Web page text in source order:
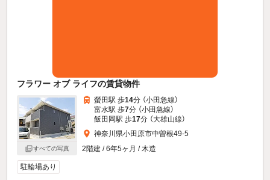
フラワー オブ ライフの賃貸物件
すべての写真
螢田駅 歩14分 （小田急線）
富水駅 歩7分 （小田急線）
飯田岡駅 歩17分 （大雄山線）
神奈川県小田原市中曽根49-5
2階建 / 6年5ヶ月 / 木造
駐輪場あり